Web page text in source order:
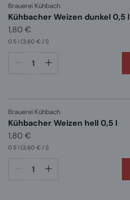
Brauerei Kühbach
Kühbacher Weizen dunkel 0,5 l
1,80 €
0.5 l (3,60 € / l)
Brauerei Kühbach
Kühbacher Weizen hell 0,5 l
1,80 €
0.5 l (3,60 € / l)